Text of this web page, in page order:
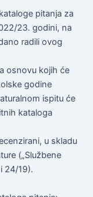
pitanja za
23. godini, na
radili ovog
osnovu kojih će
godine
ispitu će
kataloga
u skladu
(„Službene
24/19).